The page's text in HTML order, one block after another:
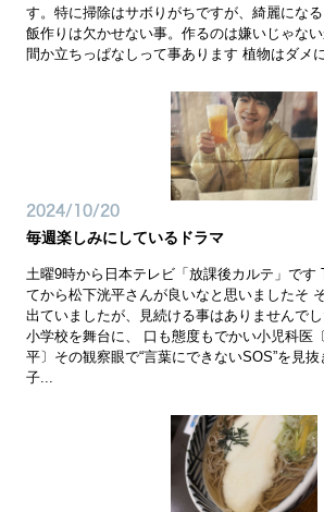
す。特に掃除はサボりがちですが、綺麗にな
飯作りは欠かせない事。作るのは嫌いじゃな
間か立ちっぱなしって事あります 植物はダメ
2024/10/20
毎週楽しみにしているドラマ
土曜9時から日本テレビ「放課後カルテ」です
てから松下洸平さんが良いなと思いましたそ
出ていましたが、見続ける事はありませんでし
小学校を舞台に、 口も態度もでかい小児科医
平〕その観察眼で“言葉にできないSOS”を見
子...